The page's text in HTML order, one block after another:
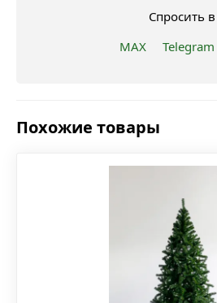
Спросить в
MAX
Telegram
Похожие товары